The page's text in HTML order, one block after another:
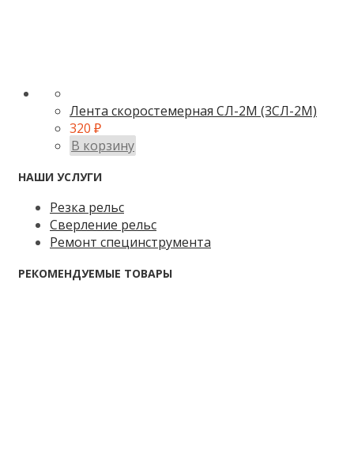
Лента скоростемерная СЛ-2М (3СЛ-2М)
320 ₽
В корзину
НАШИ УСЛУГИ
Резка рельс
Сверление рельс
Ремонт специнструмента
РЕКОМЕНДУЕМЫЕ ТОВАРЫ